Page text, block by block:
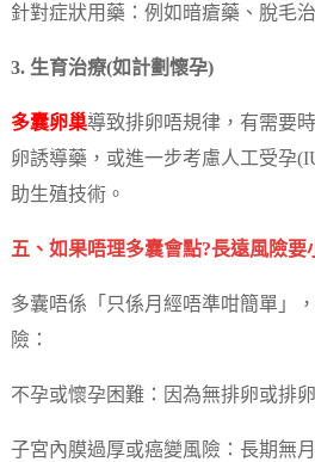
針對症狀用藥：例如暗瘡藥、脫毛
3. 生育治療(如計劃懷孕)
多囊卵巢導致排卵唔規律，有需要
卵誘導藥，或進一步考慮人工受孕
助生殖技術。
五、如果唔理多囊會點?長遠風險要
多囊唔係「只係月經唔準咁簡單」
險：
不孕或懷孕困難：因為無排卵或排
子宮內膜過厚或癌變風險：長期無